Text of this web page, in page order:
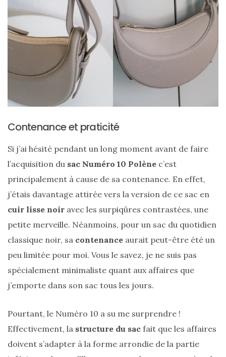
plus
belles
marques
de
sacs
vegan
:
alternatives
responsables
au
cuir
11/04/2026
Contenance et praticité
Si j’ai hésité pendant un long moment avant de faire
l’acquisition du sac Numéro 10 Polène c’est
principalement à cause de sa contenance. En effet,
j’étais davantage attirée vers la version de ce sac en
cuir lisse noir avec les surpiqûres contrastées, une
petite merveille. Néanmoins, pour un sac du quotidien
classique noir, sa contenance aurait peut-être été un
peu limitée pour moi. Vous le savez, je ne suis pas
spécialement minimaliste quant aux affaires que
j’emporte dans son sac tous les jours.
Pourtant, le Numéro 10 a su me surprendre !
Effectivement, la structure du sac fait que les affaires
doivent s’adapter à la forme arrondie de la partie